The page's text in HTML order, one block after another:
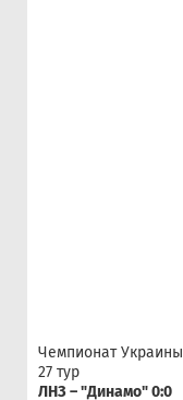
Чемпионат Украины
27 тур
ЛНЗ – "Динамо" 0:0